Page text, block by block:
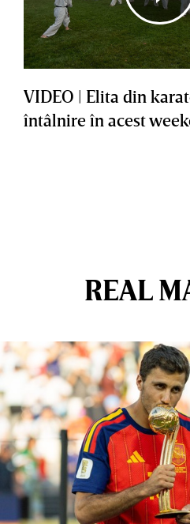
VIDEO | Elita din
întâlnire în acest
REAL